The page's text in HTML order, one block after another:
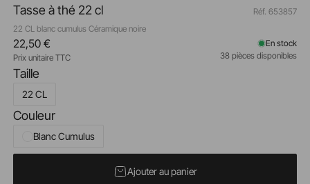
Tasse à thé 22 cl
22 CL blanc cumulus Céramique noire
Réf. 653857
Taille
22 CL
Couleur
Blanc Cumulus
22,50 €
Prix unitaire TTC
En stock
38 pièces disponibles
Ajouter au panier